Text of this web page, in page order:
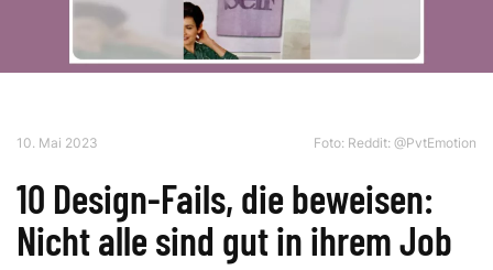
10. Mai 2023 Foto: Reddit: @PvtEmotion
10 Design-Fails, die beweisen:
Nicht alle sind gut in ihrem Job